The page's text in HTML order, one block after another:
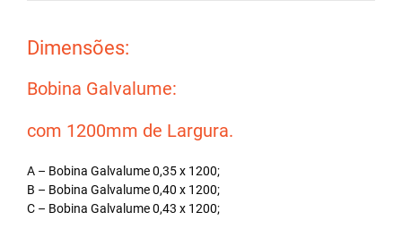
Dimensões:
Bobina Galvalume:
com 1200mm de Largura.
A – Bobina Galvalume 0,35 x 1200;
B – Bobina Galvalume 0,40 x 1200;
C – Bobina Galvalume 0,43 x 1200;